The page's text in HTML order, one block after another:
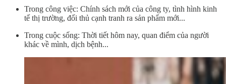
Trong công việc: Chính sách mới của công ty, tình hình kinh
tế thị trường, đối thủ cạnh tranh ra sản phẩm mới...
Trong cuộc sống: Thời tiết hôm nay, quan điểm của người
khác về mình, dịch bệnh...